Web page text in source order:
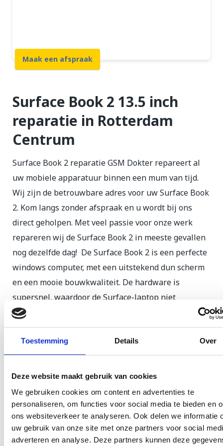
Toestemming Details Over
Deze website maakt gebruik van cookies
We gebruiken cookies om content en advertenties te
personaliseren, om functies voor social media te bieden en
ons websiteverkeer te analyseren. Ook delen we informatie
uw gebruik van onze site met onze partners voor social
adverteren en analyse. Deze partners kunnen deze
Maak een afspraak
Surface Book 2 13.5 inch
reparatie in Rotterdam
Centrum
Surface Book 2 reparatie GSM Dokter repareert al
uw mobiele apparatuur binnen een mum van tijd.
Wij zijn de betrouwbare adres voor uw Surface Book
2. Kom langs zonder afspraak en u wordt bij ons
direct geholpen. Met veel passie voor onze werk
repareren wij de Surface Book 2 in meeste gevallen
nog dezelfde dag! De Surface Book 2 is een perfecte
windows computer, met een uitstekend dun scherm
en een mooie bouwkwaliteit. De hardware is
supersnel, waardoor de Surface-laptop niet
onderdoet voor de meeste ultrabooks. Wij begrijpen
daarom heel goed dat u uw laptop niet lang kunt
missen en zorgen ervoor dat uw laptop weer snel
werkend is, zodat u weer verder kunt werken.
Surface Book reparatie in
Rotterdam of stuur uw
toestel op